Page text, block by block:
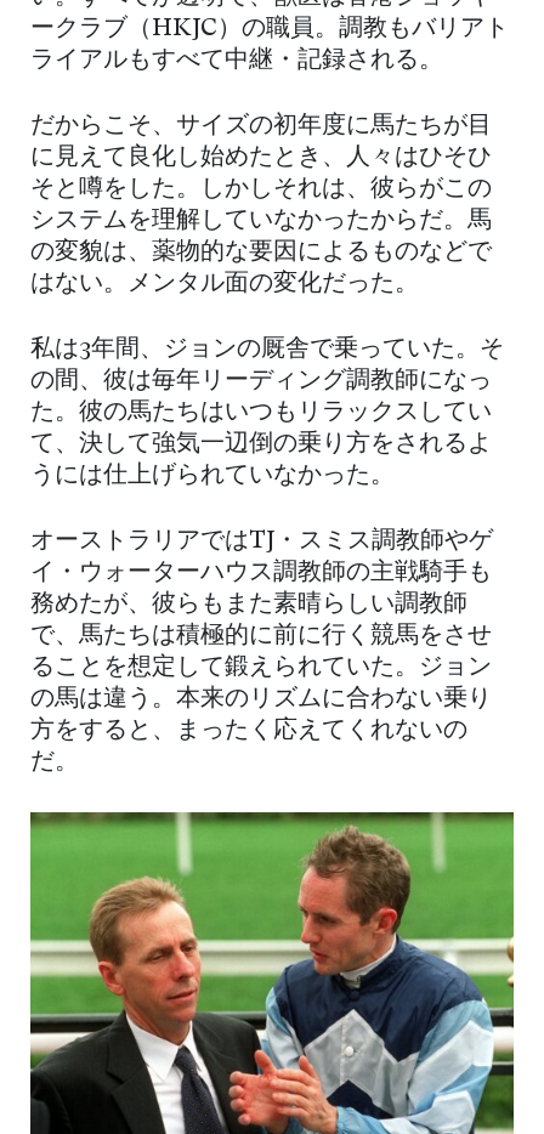
ークラブ（HKJC）の職員。調教もバリアト
ライアルもすべて中継・記録される。
だからこそ、サイズの初年度に馬たちが目
に見えて良化し始めたとき、人々はひそひ
そと噂をした。しかしそれは、彼らがこの
システムを理解していなかったからだ。馬
の変貌は、薬物的な要因によるものなどで
はない。メンタル面の変化だった。
私は3年間、ジョンの厩舎で乗っていた。そ
の間、彼は毎年リーディング調教師になっ
た。彼の馬たちはいつもリラックスしてい
て、決して強気一辺倒の乗り方をされるよ
うには仕上げられていなかった。
オーストラリアではTJ・スミス調教師やゲ
イ・ウォーターハウス調教師の主戦騎手も
務めたが、彼らもまた素晴らしい調教師
で、馬たちは積極的に前に行く競馬をさせ
ることを想定して鍛えられていた。ジョン
の馬は違う。本来のリズムに合わない乗り
方をすると、まったく応えてくれないの
だ。